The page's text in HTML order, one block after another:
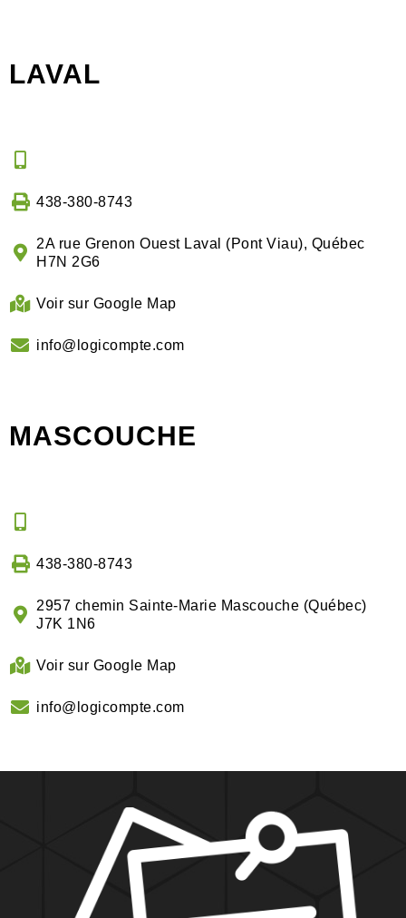
LAVAL
438-380-8743
2A rue Grenon Ouest Laval (Pont Viau), Québec
H7N 2G6
Voir sur Google Map
info@logicompte.com
MASCOUCHE
438-380-8743
2957 chemin Sainte-Marie Mascouche (Québec)
J7K 1N6
Voir sur Google Map
info@logicompte.com